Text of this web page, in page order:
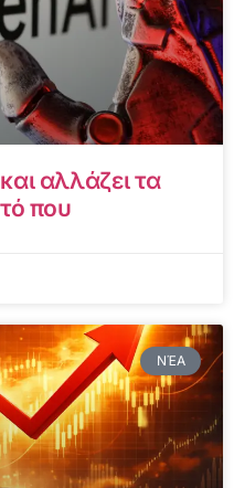
αλλάζει τα
που
ΝΈΑ